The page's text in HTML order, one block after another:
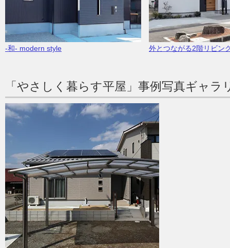
-和- modern style 外とつながる2階リビン
「やさしく暮らす平屋」事例写真ギャラ